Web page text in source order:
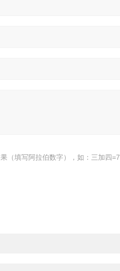
（填写阿拉伯数字），如：三加四=7